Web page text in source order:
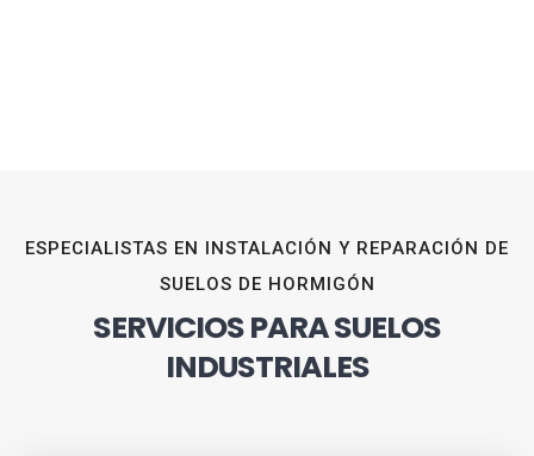
ESPECIALISTAS EN INSTALACIÓN Y REPARACIÓN DE
SUELOS DE HORMIGÓN
SERVICIOS PARA SUELOS
INDUSTRIALES